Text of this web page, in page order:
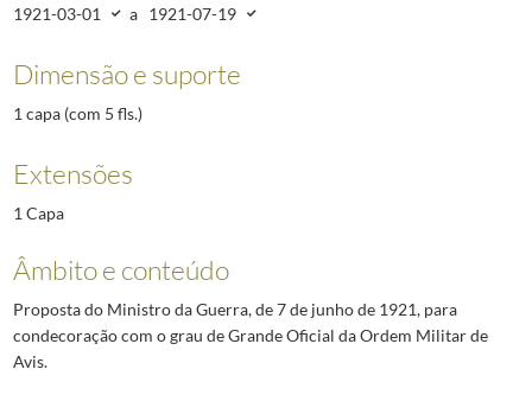
1921-03-01 a 1921-07-19
Dimensão e suporte
1 capa (com 5 fls.)
Extensões
1 Capa
Âmbito e conteúdo
Proposta do Ministro da Guerra, de 7 de junho de 1921, para
condecoração com o grau de Grande Oficial da Ordem Militar de
Avis.